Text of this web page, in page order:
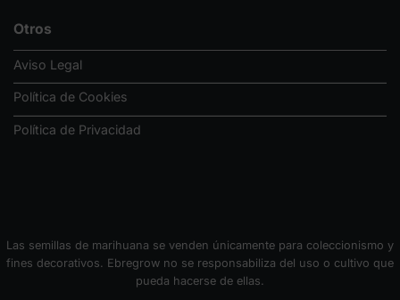
Otros
Aviso Legal
Política de Cookies
Política de Privacidad
Las semillas de marihuana se venden únicamente para coleccionismo y
fines decorativos. Ebregrow no se responsabiliza del uso o cultivo que
pueda hacerse de ellas.